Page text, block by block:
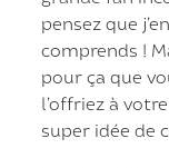
pensez que
comprends !
pour ça que
l’offriez à
super idée de